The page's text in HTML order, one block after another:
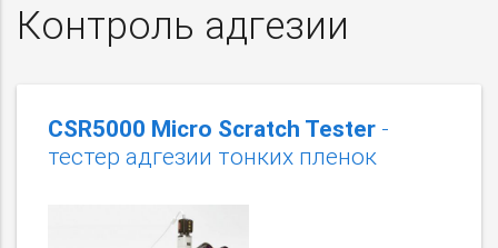
Контроль адгезии
CSR5000 Micro Scratch Tester -
тестер адгезии тонких пленок